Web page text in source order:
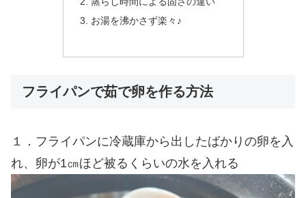
お湯を沸かさず楽々♪
フライパンで茹で卵を作る方法
１．フライパンに冷蔵庫から出したばかりの卵を入
れ、卵が1㎝ほど被るくらいの水を入れる